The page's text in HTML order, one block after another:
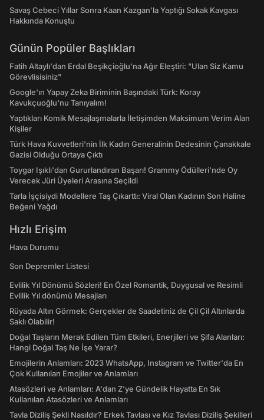
Savaş Cebeci Yıllar Sonra Kaan Kazgan'la Yaptığı Sokak Kavgası
Hakkında Konuştu
Günün Popüler Başlıkları
Fatih Altaylı'dan Erdal Beşikçioğlu'na Ağır Eleştiri: "Ulan Siz Kamu
Görevlisisiniz"
Google'ın Yapay Zeka Biriminin Başındaki Türk: Koray
Kavukçuoğlu'nu Tanıyalım!
Yaptıkları Komik Mesajlaşmalarla İletişimden Maksimum Verim Alan
Kişiler
Türk Hava Kuvvetleri'nin İlk Kadın Generalinin Dedesinin Çanakkale
Gazisi Olduğu Ortaya Çıktı
Toygar Işıklı'dan Gururlandıran Başarı! Grammy Ödülleri'nde Oy
Verecek Jüri Üyeleri Arasına Seçildi
Tarla İşçisiydi Modellere Taş Çıkarttı: Viral Olan Kadının Son Haline
Beğeni Yağdı
Hızlı Erişim
Hava Durumu
Son Depremler Listesi
Evlilik Yıl Dönümü Sözleri! En Özel Romantik, Duygusal ve Resimli
Evlilik Yıl dönümü Mesajları
Rüyada Altın Görmek: Gerçekler de Saadetiniz de Çil Çil Altınlarda
Saklı Olabilir!
Doğal Taşların Merak Edilen Tüm Etkileri, Enerjileri ve Şifa Alanları:
Hangi Doğal Taş Ne İşe Yarar?
Emojilerin Anlamları: 2023 WhatsApp, Instagram ve Twitter'da En
Çok Kullanılan Emojiler ve Anlamları
Atasözleri ve Anlamları: A'dan Z'ye Gündelik Hayatta En Sık
Kullanılan Atasözleri ve Anlamları
Tavla Diziliş Şekli Nasıldır? Erkek Tavlası ve Kız Tavlası Diziliş Şekilleri